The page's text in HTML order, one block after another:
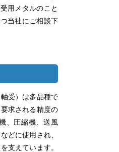
用メタルのこと
当社にご相談下
受）は多品種で
求される精度の
、圧縮機、送風
どに使用され、
支えています。